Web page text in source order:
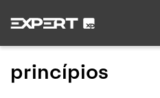
princípios